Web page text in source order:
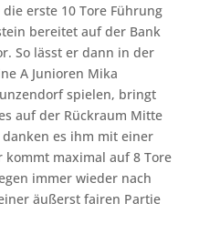
erste 10 Tore Führung
bereitet auf der Bank
So lässt er dann in der
A Junioren Mika
spielen, bringt
auf der Rückraum Mitte
es ihm mit einer
maximal auf 8 Tore
immer wieder nach
äußerst fairen Partie